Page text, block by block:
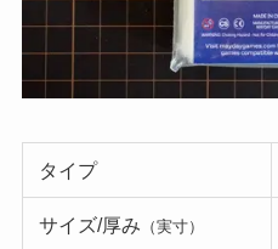
タイプ
サイズ/厚み （実寸）